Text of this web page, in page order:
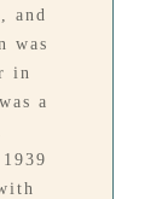
and
was
in
a